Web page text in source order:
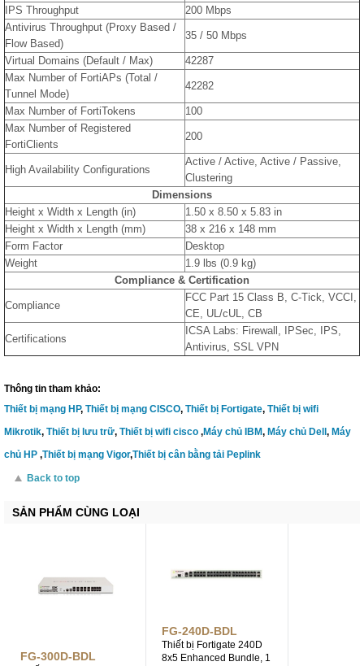
IPS Throughput
200 Mbps
Antivirus Throughput (Proxy Based /
Flow Based)
35 / 50 Mbps
Virtual Domains (Default / Max)
42287
Max Number of FortiAPs (Total /
Tunnel Mode)
42282
Max Number of FortiTokens
100
Max Number of Registered
FortiClients
200
High Availability Configurations
Active / Active, Active / Passive,
Clustering
Dimensions
Height x Width x Length (in)
1.50 x 8.50 x 5.83 in
Height x Width x Length (mm)
38 x 216 x 148 mm
Form Factor
Desktop
Weight
1.9 lbs (0.9 kg)
Compliance & Certification
Compliance
FCC Part 15 Class B, C-Tick, VCCI,
CE, UL/cUL, CB
Certifications
ICSA Labs: Firewall, IPSec, IPS,
Antivirus, SSL VPN
Thông tin tham khảo:
Thiết bị mạng HP, Thiết bị mạng CISCO, Thiết bị Fortigate, Thiết bị wifi
Mikrotik, Thiết bị lưu trữ, Thiết bị wifi cisco ,Máy chủ IBM, Máy chủ Dell , Máy
chủ HP ,Thiết bị mạng Vigor,Thiết bị cân bằng tải Peplink
Back to top
SẢN PHẨM CÙNG LOẠI
FG-300D-BDL
FG-240D-BDL
Thiết bị Fortigate 240D
8x5 Enhanced Bundle, 1